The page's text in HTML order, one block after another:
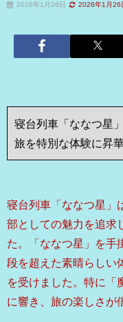
2026年1月26日 2026年1月26
寝台列車「ななつ星
旅を特別な体験に昇
寝台列車「ななつ星」
部としての魅力を追求
た。「ななつ星」を手
段を超えた素晴らしい
を受けました。特に「
に響き、旅の楽しさが